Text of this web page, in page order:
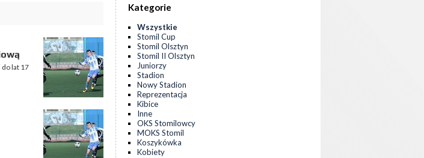
do lat 17
Kategorie
Wszystkie
Stomil Cup
Stomil Olsztyn
Stomil II Olsztyn
Juniorzy
Stadion
Nowy Stadion
Reprezentacja
Kibice
Inne
OKS Stomilowcy
MOKS Stomil
Koszykówka
Kobiety